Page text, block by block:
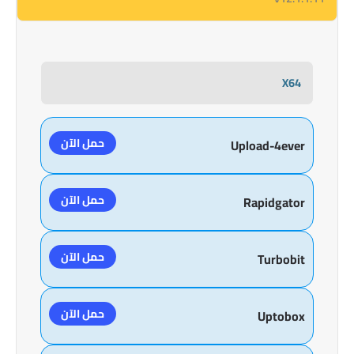
X64
Upload-4ever حمل الآن
Rapidgator حمل الآن
Turbobit حمل الآن
Uptobox حمل الآن